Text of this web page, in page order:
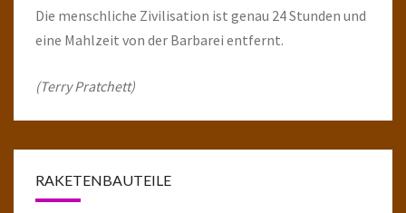
Die menschliche Zivilisation ist genau 24 Stunden und
eine Mahlzeit von der Barbarei entfernt.
(Terry Pratchett)
RAKETENBAUTEILE